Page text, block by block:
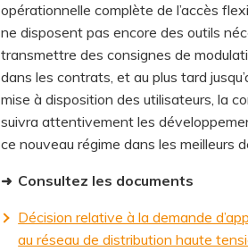
opérationnelle complète de l’accès
ne disposent pas encore des outils
transmettre des consignes de
dans les contrats, et au plus tard
mise à disposition des utilisateurs, la
suivra attentivement les
ce nouveau régime dans les meilleurs
➜ Consultez les documents
Décision relative à la demande
au réseau de distribution haute